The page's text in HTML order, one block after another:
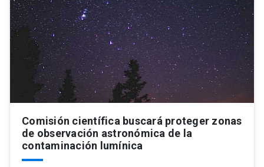
Comisión científica buscará proteger zonas
de observación astronómica de la
contaminación lumínica